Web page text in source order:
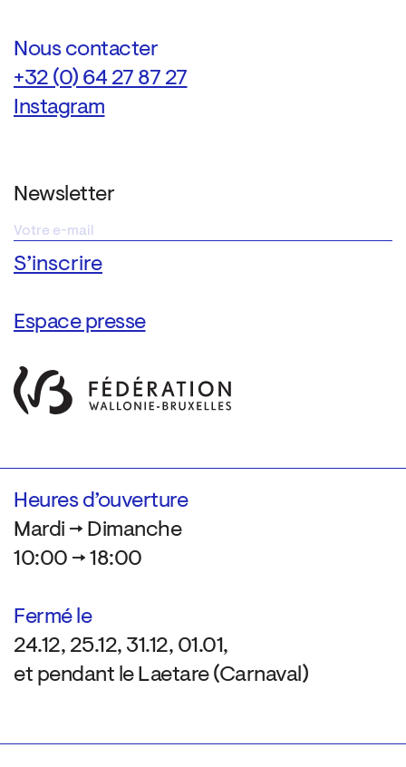
Nous contacter
+32 (0) 64 27 87 27
Instagram
Newsletter
Espace presse
Heures d’ouverture
Mardi → Dimanche
10:00 → 18:00
Fermé le
24.12, 25.12, 31.12, 01.01,
et pendant le Laetare (Carnaval)